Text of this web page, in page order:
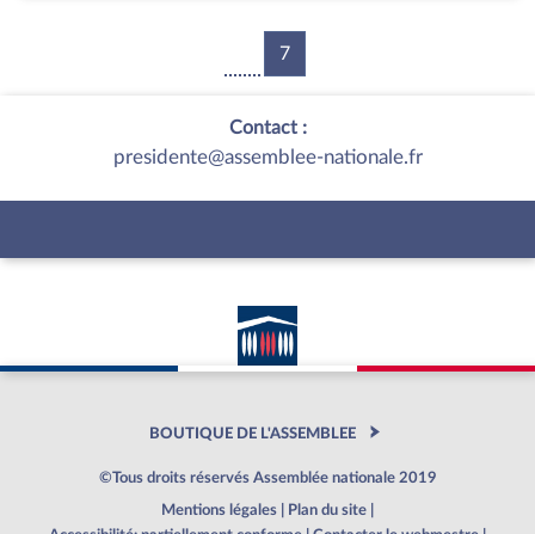
7
Contact :
presidente@assemblee-nationale.fr
BOUTIQUE DE L'ASSEMBLEE
©Tous droits réservés Assemblée nationale 2019
Mentions légales Plan du site